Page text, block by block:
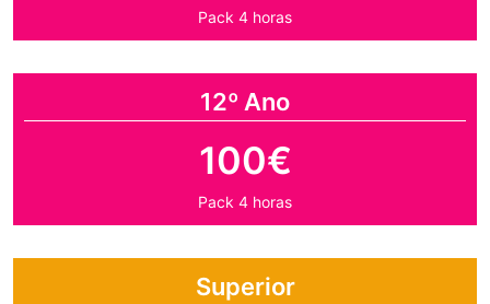
Pack 4 horas
12º Ano
100€
Pack 4 horas
Superior